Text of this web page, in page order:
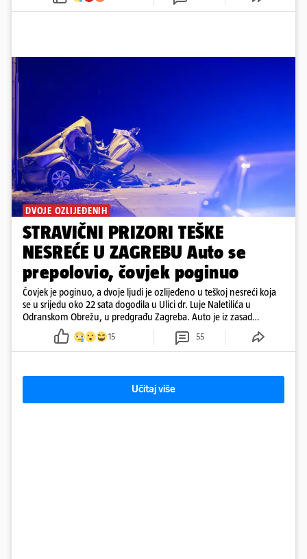
DVOJE OZLIJEĐENIH
STRAVIČNI PRIZORI TEŠKE
NESREĆE U ZAGREBU Auto se
prepolovio, čovjek poginuo
Čovjek je poginuo, a dvoje ljudi je ozlijeđeno u teškoj nesreći koja
se u srijedu oko 22 sata dogodila u Ulici dr. Luje Naletilića u
Odranskom Obrežu, u predgrađu Zagreba. Auto je iz zasad
neutvrđenih razloga sletio s kolnika, a od siline udara vozilo se
prepolovilo.
15 55
Učitaj više